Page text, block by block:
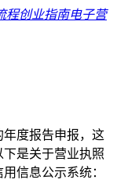
程创业指南电子营
度报告申报，这
是关于营业执照
信息公示系统：